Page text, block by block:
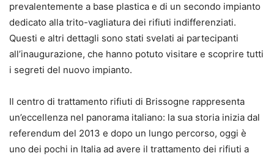
prevalentemente a base plastica e di un secondo impianto
dedicato alla trito-vagliatura dei rifiuti indifferenziati.
Questi e altri dettagli sono stati svelati ai partecipanti
all’inaugurazione, che hanno potuto visitare e scoprire tutti
i segreti del nuovo impianto.
Il centro di trattamento rifiuti di Brissogne rappresenta
un’eccellenza nel panorama italiano: la sua storia inizia dal
referendum del 2013 e dopo un lungo percorso, oggi è
uno dei pochi in Italia ad avere il trattamento dei rifiuti a